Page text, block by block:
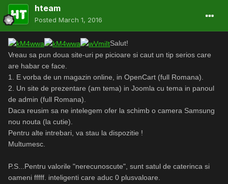
hteam
Posted March 1, 2016
Salut!
Vreau sa pun doua site-uri pe picioare si caut un tip serios care
are habar ce face.
1. E vorba de un magazin online, in OpenCart (full Romana).
2. Un site de prezentare (am tema) in Joomla cu tema in panoul
de admin (full Romana).
Daca reusim sa ne intelegem ofer la schimb o camera Samsung
nou nouta (la cutie).
Pentru alte intrebari, va stau la dispozitie !
Multumesc.
P.S...Pentru valorile "nerecunoscute", sunt satul de caterinca si
oameni fffff. inteligenti care aduc 0 plusvaloare.